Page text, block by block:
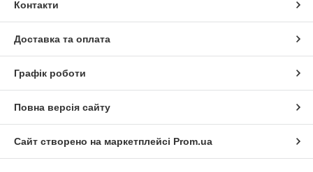
Контакти
Доставка та оплата
Графік роботи
Повна версія сайту
Сайт створено на маркетплейсі Prom.ua